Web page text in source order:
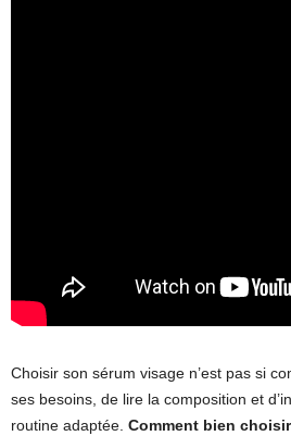
Choisir son sérum visage n’est pas si
ses besoins, de lire la composition et
routine adaptée. Comment bien